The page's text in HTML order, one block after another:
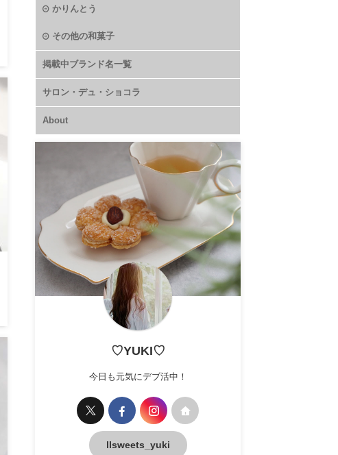
かりんとう
その他の和菓子
掲載中ブランド名一覧
サロン・デュ・ショコラ
About
♡YUKI♡
今日も元気にデブ活中！
llsweets_yuki